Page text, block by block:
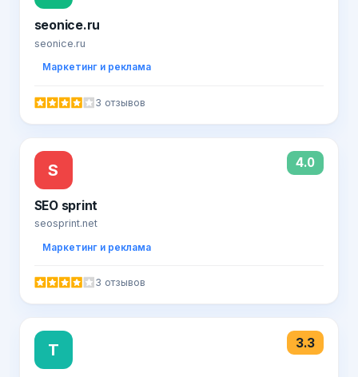
seonice.ru
seonice.ru
Маркетинг и реклама
3 отзывов
S 4.0
SEO sprint
seosprint.net
Маркетинг и реклама
3 отзывов
Т 3.3